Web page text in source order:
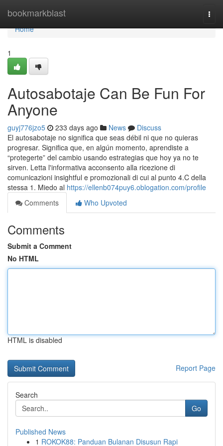
bookmarkblast
Home
Home
1
Autosabotaje Can Be Fun For
Anyone
guyj776jzo5 233 days ago News
Discuss
El autosabotaje no significa que seas débil ni que no quieras
progresar. Significa que, en algún momento, aprendiste a
“protegerte” del cambio usando estrategias que hoy ya no te
sirven. Letta l'informativa acconsento alla ricezione di
comunicazioni insightful e promozionali di cui al punto 4.C della
stessa 1. Miedo al https://ellenb074puy6.oblogation.com/profile
Comments
Who Upvoted
Comments
Submit a Comment
No HTML
HTML is disabled
Report Page
Search
Go
Published News
1 ROKOK88: Panduan Bulanan Disusun Rapi